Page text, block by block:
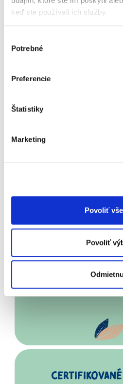
keď ste používali ich služby.
súhlasu
Potrebné
Preferencie
Štatistiky
Marketing
Povoliť
Povoliť
vo francúzskych
Slnečnicový olej
jabĺk chránia
detskú